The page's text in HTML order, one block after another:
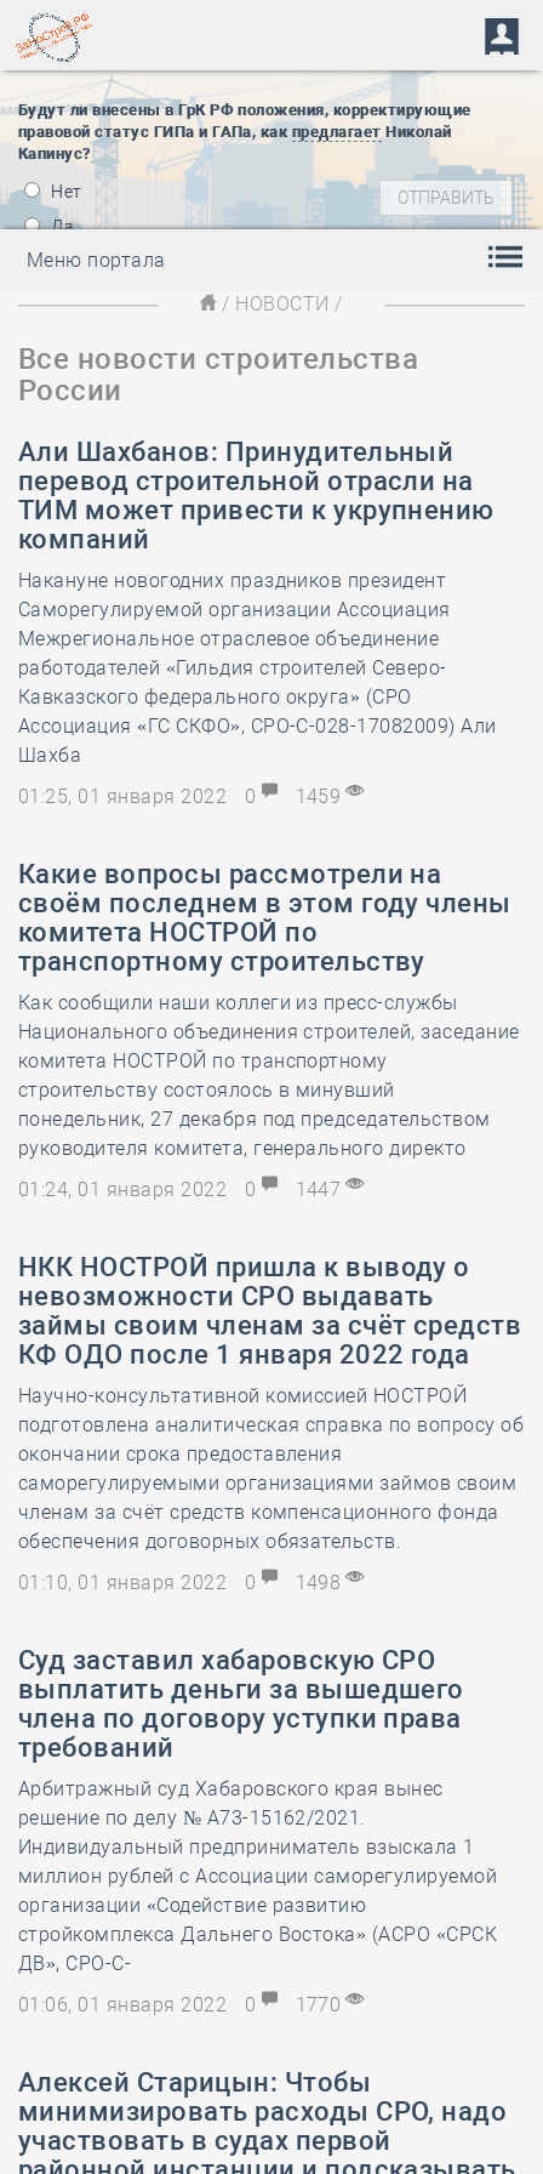
Будут ли внесены в ГрК РФ положения, корректирующие
правовой статус ГИПа и ГАПа, как предлагает Николай
Капинус?
Нет
Да
Меню портала
/ НОВОСТИ /
Все новости строительства
России
Али Шахбанов: Принудительный
перевод строительной отрасли на
ТИМ может привести к укрупнению
компаний
Накануне новогодних праздников президент
Саморегулируемой организации Ассоциация
Межрегиональное отраслевое объединение
работодателей «Гильдия строителей Северо-
Кавказского федерального округа» (СРО
Ассоциация «ГС СКФО», СРО-С-028-17082009) Али
Шахба
01:25, 01 января 2022
0 1459
Какие вопросы рассмотрели на
своём последнем в этом году члены
комитета НОСТРОЙ по
транспортному строительству
Как сообщили наши коллеги из пресс-службы
Национального объединения строителей, заседание
комитета НОСТРОЙ по транспортному
строительству состоялось в минувший
понедельник, 27 декабря под председательством
руководителя комитета, генерального директо
01:24, 01 января 2022
0 1447
​НКК НОСТРОЙ пришла к выводу о
невозможности СРО выдавать
займы своим членам за счёт средств
КФ ОДО после 1 января 2022 года
Научно-консультативной комиссией НОСТРОЙ
подготовлена аналитическая справка по вопросу об
окончании срока предоставления
саморегулируемыми организациями займов своим
членам за счёт средств компенсационного фонда
обеспечения договорных обязательств.
01:10, 01 января 2022
0 1498
Суд заставил хабаровскую СРО
выплатить деньги за вышедшего
члена по договору уступки права
требований
Арбитражный суд Хабаровского края вынес
решение по делу № А73-15162/2021.
Индивидуальный предприниматель взыскала 1
миллион рублей с Ассоциации саморегулируемой
организации «Содействие развитию
стройкомплекса Дальнего Востока» (АСРО «СРСК
ДВ», СРО-С-
01:06, 01 января 2022
0 1770
Алексей Старицын: Чтобы
минимизировать расходы СРО, надо
участвовать в судах первой